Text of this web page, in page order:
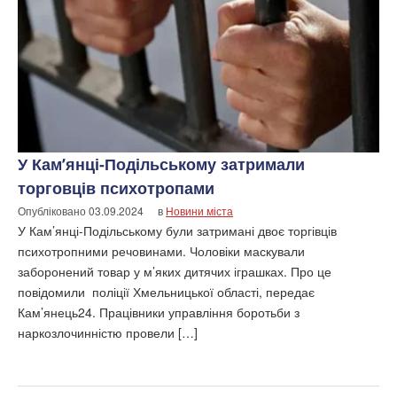
У Кам’янці-Подільському затримали
торговців психотропами
Опубліковано03.09.2024 в Новини міста
У Кам’янці-Подільському були затримані двоє торгівців
психотропними речовинами. Чоловіки маскували
заборонений товар у м’яких дитячих іграшках. Про це
повідомили поліції Хмельницької області, передає
Кам’янець24. Працівники управління боротьби з
наркозлочинністю провели […]